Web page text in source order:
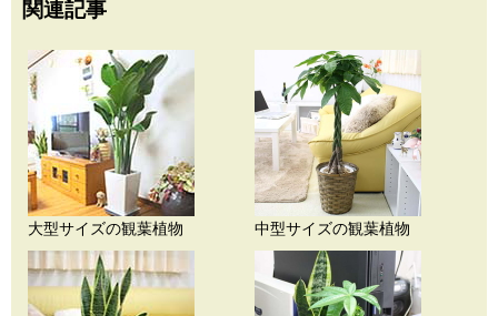
関連記事
大型サイズの観葉植物 中型サイズの観葉植物